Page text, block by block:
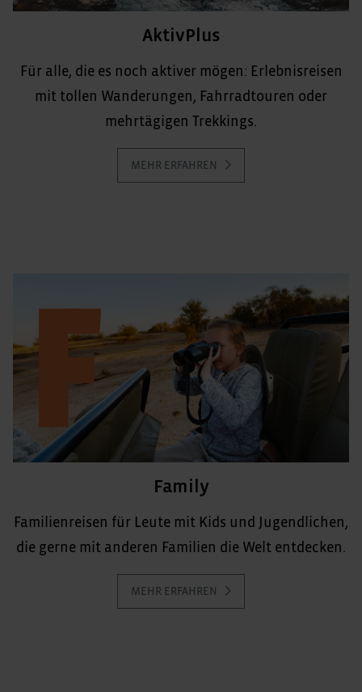
AktivPlus
Für alle, die es noch aktiver mögen: Erlebnisreisen
mit tollen Wanderungen, Fahrradtouren oder
mehrtägigen Trekkings.
MEHR ERFAHREN
Family
Familienreisen für Leute mit Kids und Jugendlichen,
die gerne mit anderen Familien die Welt entdecken.
MEHR ERFAHREN